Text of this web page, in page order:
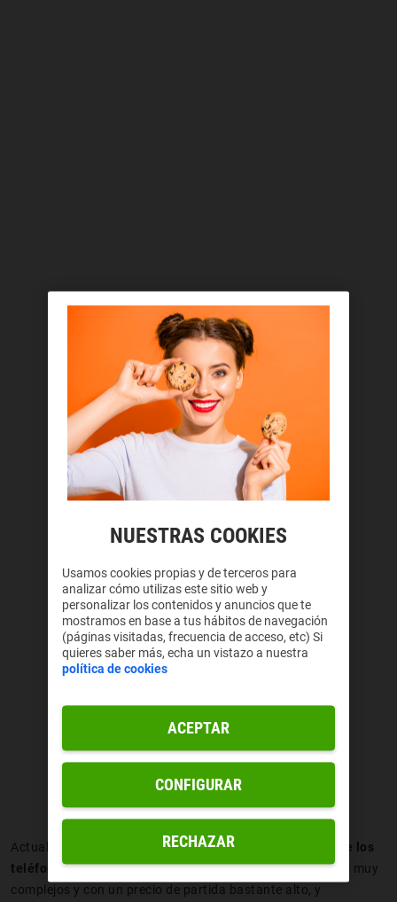
Actualmente existen dos caminos a seguir en
el diseño de los
teléfonos móviles más vanguardistas: teléfonos flexibles muy
complejos y con un precio de partida bastante alto, y
NUESTRAS COOKIES
Usamos cookies propias y de terceros para
analizar cómo utilizas este sitio web y
personalizar los contenidos y anuncios que te
mostramos en base a tus hábitos de navegación
(páginas visitadas, frecuencia de acceso, etc) Si
quieres saber más, echa un vistazo a nuestra
política de cookies
RECHAZAR
ACEPTAR
CONFIGURAR